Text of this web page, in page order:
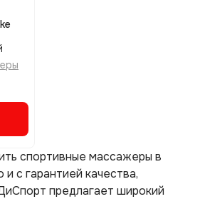
спортивные массажеры в
с гарантией качества,
предлагает широкий